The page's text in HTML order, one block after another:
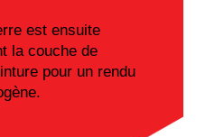
est ensuite
la couche de
pour un rendu